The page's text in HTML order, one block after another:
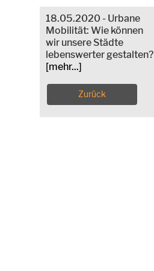
18.05.2020 - Urbane
Mobilität: Wie können
wir unsere Städte
lebenswerter gestalten?
[mehr...]
Zurück